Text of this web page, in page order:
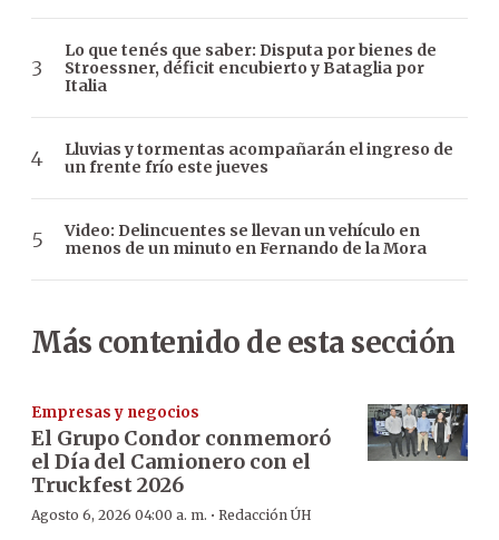
Lo que tenés que saber: Disputa por bienes de
Stroessner, déficit encubierto y Bataglia por
Italia
Lluvias y tormentas acompañarán el ingreso de
un frente frío este jueves
Video: Delincuentes se llevan un vehículo en
menos de un minuto en Fernando de la Mora
Más contenido de esta sección
Empresas y negocios
El Grupo Condor conmemoró
el Día del Camionero con el
Truckfest 2026
Agosto 6, 2026 04:00 a. m. · Redacción ÚH